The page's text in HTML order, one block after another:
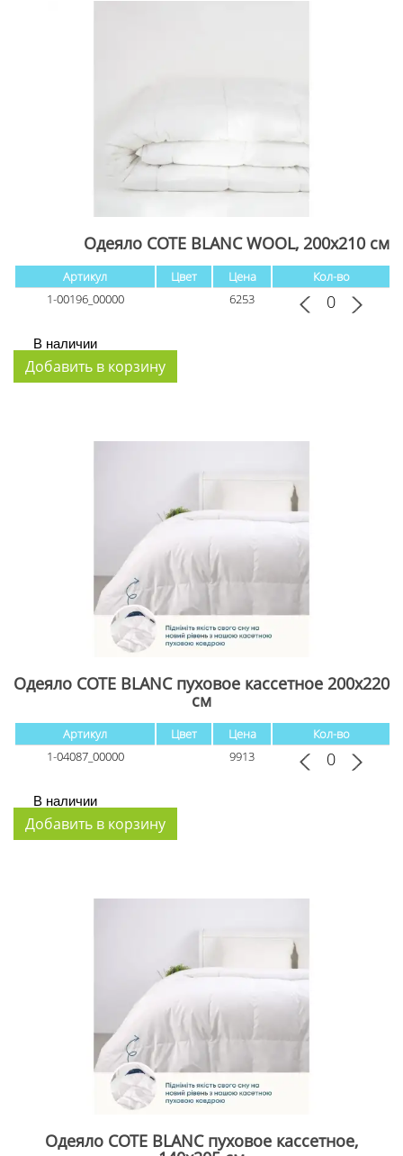
Одеяло COTE BLANC WOOL, 200x210 см
Артикул Цвет Цена
Кол-во
1-00196_00000
6253
В наличии
Одеяло COTE BLANC пуховое кассетное 200x220
см
Артикул Цвет Цена
Кол-во
1-04087_00000
9913
В наличии
Одеяло COTE BLANC пуховое кассетное,